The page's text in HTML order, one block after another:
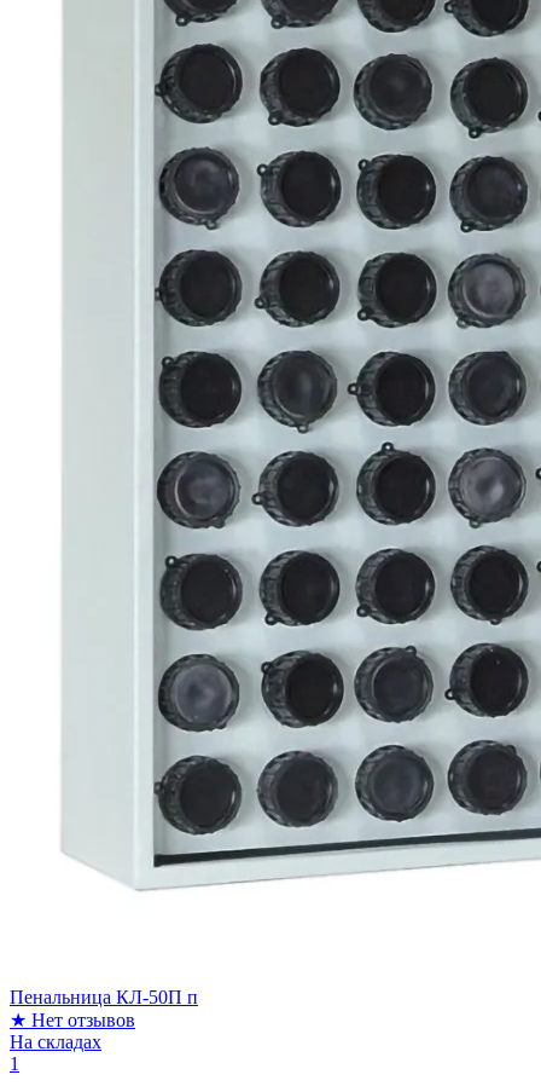
Пенальница КЛ-50П п
★ Нет отзывов
На складах
1